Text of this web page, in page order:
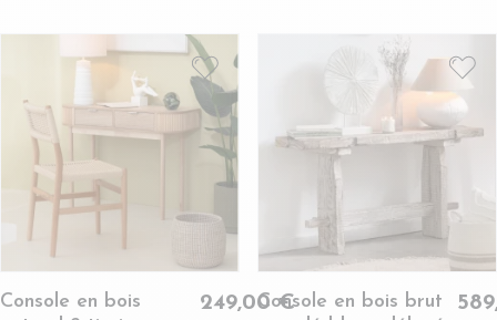
Console en bois
249,00 €Console en bois brut